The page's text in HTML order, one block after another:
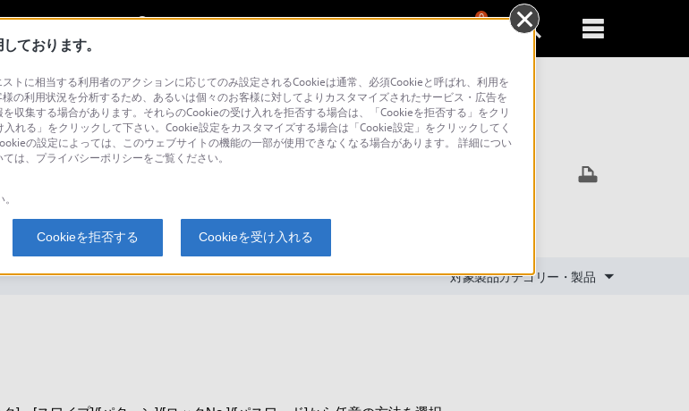
0
検索
法を教えてください。
対象製品カテゴリー・製品
ております。
トに相当する利用者のアクションに応じてのみ設定されるCookieは通常、必須Cookieと呼ばれ、利用を
の利用状況を分析するため、あるいは個々のお客様に対してよりカスタマイズされたサービス・広告を
収集する場合があります。それらのCookieの受け入れを拒否する場合は、「Cookieを拒否する」をクリ
れる」をクリックして下さい。Cookie設定をカスタマイズする場合は「Cookie設定」をクリックしてく
の設定によっては、このウェブサイトの機能の一部が使用できなくなる場合があります。 詳細につい
は、プライバシーポリシーをご覧ください。
Cookieを拒否する Cookieを受け入れる